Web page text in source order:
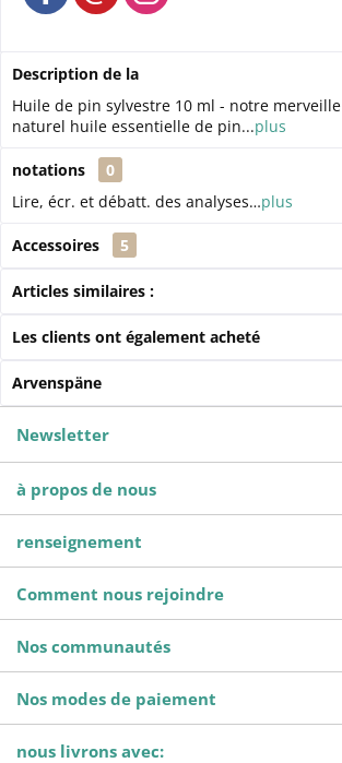
Description de la
Huile de pin sylvestre 10 ml - notre
naturel huile essentielle de pin...plus
notations
0
Lire, écr. et débatt. des analyses…plus
Accessoires 5
Articles similaires :
Les clients ont également acheté
Arvenspäne
Newsletter
à propos de nous
renseignement
Comment nous rejoindre
Nos communautés
Nos modes de paiement
nous livrons avec: